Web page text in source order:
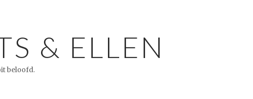
& ELLEN
beloofd.